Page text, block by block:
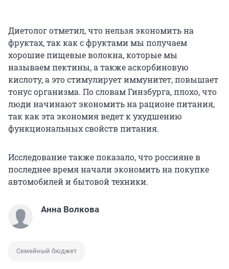
Диетолог отметил, что нельзя экономить на
фруктах, так как с фруктами мы получаем
хорошие пищевые волокна, которые мы
называем пектины, а также аскорбиновую
кислоту, а это стимулирует иммунитет, повышает
тонус организма. По словам Гинзбурга, плохо, что
люди начинают экономить на рационе питания,
так как эта экономия ведет к ухудшению
функциональных свойств питания.
Исследование также показало, что россияне в
последнее время начали экономить на покупке
автомобилей и бытовой техники.
Анна Волкова
Семейный бюджет